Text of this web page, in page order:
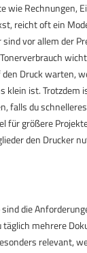
wie Rechnungen,
reicht oft ein
vor allem der
Druck warten,
klein ist. Trotzdem
falls du
für größere
den Drucker
die
täglich mehrere
relevant,